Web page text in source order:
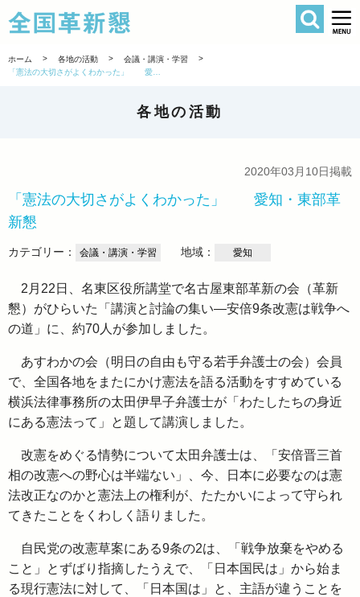
全国革新懇
検索
ホーム > 各地の活動 > 会議・講演・学習
>
各地の活動
2020年03月10日掲載
「憲法の大切さがよくわかった」 愛知・東部革
新懇
カテゴリー： 会議・講演・学習 地域： 愛知
2月22日、名東区役所講堂で名古屋東部革新の会（革新
懇）がひらいた「講演と討論の集い―安倍9条改憲は戦争へ
の道」に、約70人が参加しました。
あすわかの会（明日の自由も守る若手弁護士の会）会員
で、全国各地をまたにかけ憲法を語る活動をすすめている
横浜法律事務所の太田伊早子弁護士が「わたしたちの身近
にある憲法って」と題して講演しました。
改憲をめぐる情勢について太田弁護士は、「安倍晋三首
相の改憲への野心は半端ない」、今、日本に必要なのは憲
法改正なのかと憲法上の権利が、たたかいによって守られ
てきたことをくわしく語りました。
自民党の改憲草案にある9条の2は、「戦争放棄をやめる
こと」とずばり指摘したうえで、「日本国民は」から始ま
る現行憲法に対して、「日本国は」と、主語が違うことを